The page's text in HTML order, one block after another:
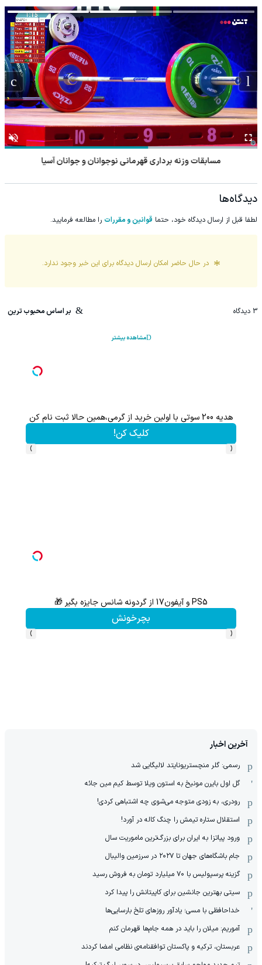
مسابقات وزنه برداری قهرمانی نوجوانان و جوانان آسیا
دیدگاه‌ها
لطفا قبل از ارسال دیدگاه خود، حتما قوانین و مقررات را مطالعه فرمایید.
در حال حاضر امکان ارسال دیدگاه برای این خبر وجود ندارد.
3 دیدگاه بر اساس محبوب ترین
مشاهده بیشتر
هدیه 200 سوتی با اولین خرید از گرمی،همین حالا ثبت نام کن
کلیک کن!
‹
›
PS5 و آیفون17 از گردونه شانس جایزه بگیر 🎁
بچرخونش
‹
›
آخرین اخبار
رسمی: گلر منچستریونایتد لالیگایی شد
گل اول بایرن مونیخ به استون ویلا توسط کیم مین جائه
رودری، به زودی متوجه می‌شوی چه اشتباهی کردی!
استقلال ستاره تیمش را چنگ کاله در آورد!
ورود پیاتزا به ایران برای بزرگ‌ترین ماموریت سال
جام باشگاه‌های جهان تا ۲۰۲۷ در سرزمین والیبال
گزینه پرسپولیس با ۷۰ میلیارد تومان به فروش رسید
سیتی بهترین جانشین برای کاپیتانش را پیدا کرد
خداحافظی با مسی؛ یادآور روزهای تلخ بارسایی‌ها
آموریم: میلان را باید در همه جام‌ها قهرمان کنم
عربستان، ترکیه و پاکستان توافقنامه‌ی نظامی امضا کردند